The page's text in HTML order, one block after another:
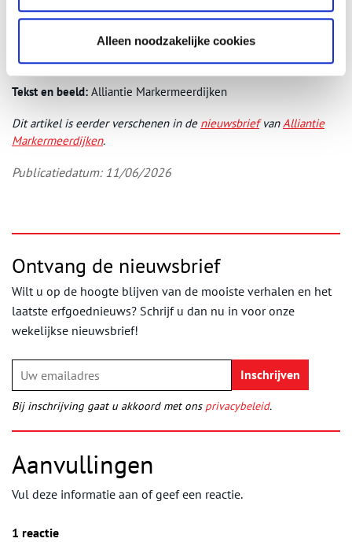
Alleen noodzakelijke cookies
voor het hier en nu, en voor de toekomst. In die duizend jaar
geschiedenis zie je hoe mensen het landschap hebben veranderd,
welke gevolgen dat had en hoe we daar nu mee omgaan. Uit dat
verleden zijn lessen voor de toekomst te leren.”
Tekst en beeld: Alliantie Markermeerdijken
Dit artikel is eerder verschenen in de nieuwsbriefvanAlliantie
Markermeerdijken.
Publicatiedatum: 11/06/2026
Ontvang de nieuwsbrief
Wilt u op de hoogte blijven van de mooiste verhalen en het
laatste erfgoednieuws? Schrijf u dan nu in voor onze
wekelijkse nieuwsbrief!
Bij inschrijving gaat u akkoord met ons privacybeleid.
Aanvullingen
Vul deze informatie aan of geef een reactie.
1 reactie